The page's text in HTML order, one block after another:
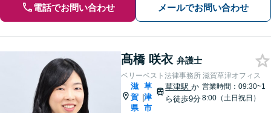
電話でお問い合わせ メールでお問い合わせ
髙橋 咲衣 弁護士
ベリーベスト法律事務所 滋賀草津オフィス
滋
賀
県
|
草
津
市
草津駅か
ら徒歩9分
営業時間：09:30~1
8:00（土日祝日）